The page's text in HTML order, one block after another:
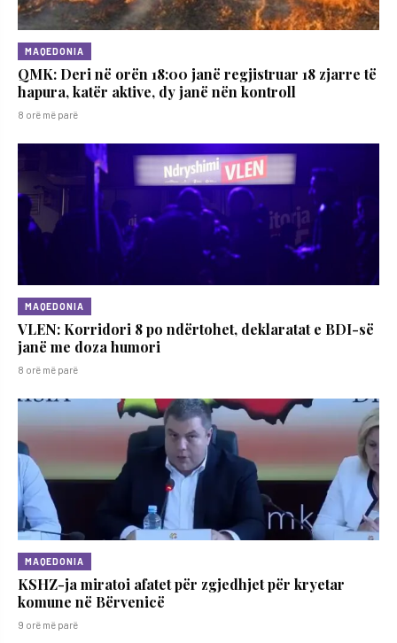
MAQEDONIA
QMK: Deri në orën 18:00 janë regjistruar 18 zjarre të
hapura, katër aktive, dy janë nën kontroll
8 orë më parë
MAQEDONIA
VLEN: Korridori 8 po ndërtohet, deklaratat e BDI-së
janë me doza ​humori
8 orë më parë
MAQEDONIA
KSHZ-ja miratoi afatet për zgjedhjet për kryetar
komune në Bërvenicë
9 orë më parë